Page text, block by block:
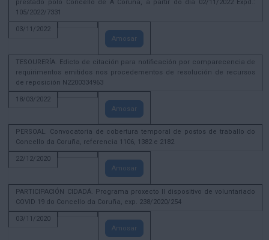
prestado polo Concello de A Coruña, a partir do día 02/11/2022 Expd.:
105/2022/7331
03/11/2022
Amosar
TESOURERÍA. Edicto de citación para notificación por comparecencia de
requirimentos emitidos nos procedementos de resolución de recursos
de reposición N2200334963
18/03/2022
Amosar
PERSOAL. Convocatoria de cobertura temporal de postos de traballo do
Concello da Coruña, referencia 1106, 1382 e 2182
22/12/2020
Amosar
PARTICIPACIÓN CIDADÁ. Programa proxecto II dispositivo de voluntariado
COVID 19 do Concello da Coruña, exp. 238/2020/254
03/11/2020
Amosar